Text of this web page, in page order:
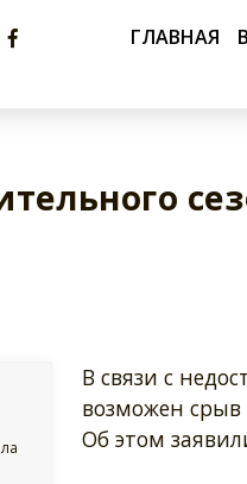
ГЛАВНАЯ
В связи с
возможен срыв
Об этом